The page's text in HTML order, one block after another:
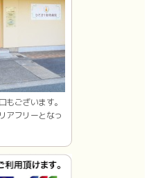
もございます。
アフリーとなっ